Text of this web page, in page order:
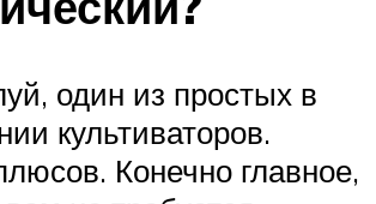
один из простых в
культиваторов.
Конечно главное,